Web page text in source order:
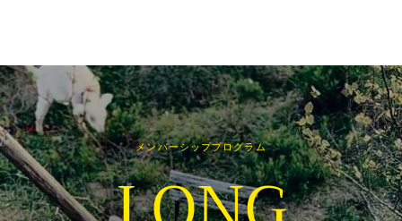
メンバーシッププログラム